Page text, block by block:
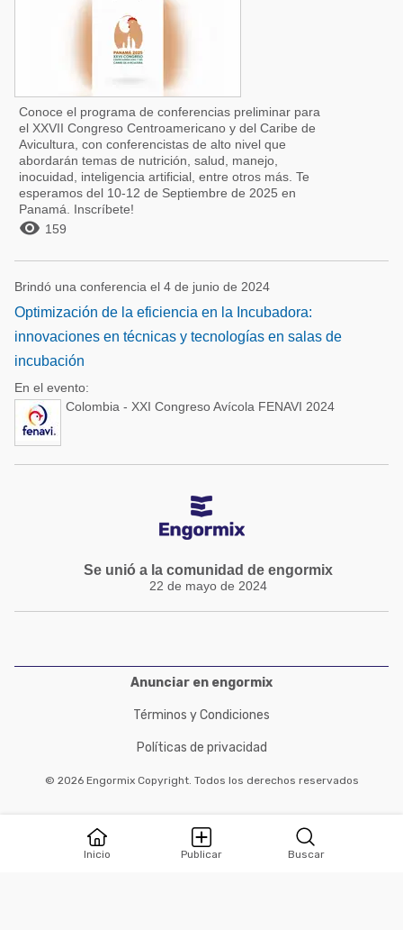
Inicio Publicar Buscar
Conoce el programa de conferencias preliminar para
el XXVII Congreso Centroamericano y del Caribe de
Avicultura, con conferencistas de alto nivel que
abordarán temas de nutrición, salud, manejo,
inocuidad, inteligencia artificial, entre otros más. Te
esperamos del 10-12 de Septiembre de 2025 en
Panamá. Inscríbete!
 159
Brindó una conferencia el 4 de junio de 2024
Optimización de la eficiencia en la Incubadora:
innovaciones en técnicas y tecnologías en salas de
incubación
En el evento:
Colombia - XXI Congreso Avícola FENAVI 2024
Se unió a la comunidad de engormix
22 de mayo de 2024
Anunciar en engormix
Términos y Condiciones
Políticas de privacidad
© 2026 Engormix Copyright. Todos los derechos reservados